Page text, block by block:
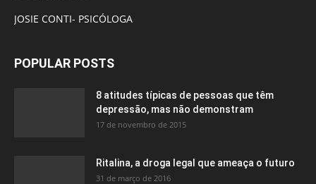
JOSIE CONTI- PSICÓLOGA
POPULAR POSTS
8 atitudes típicas de pessoas que têm
depressão, mas não demonstram
17 de novembro de 2015
Ritalina, a droga legal que ameaça o futuro
31 de março de 2016